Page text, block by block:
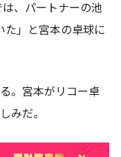
、パートナーの池
た」と宮本の卓球に
。宮本がリコー卓
みだ。